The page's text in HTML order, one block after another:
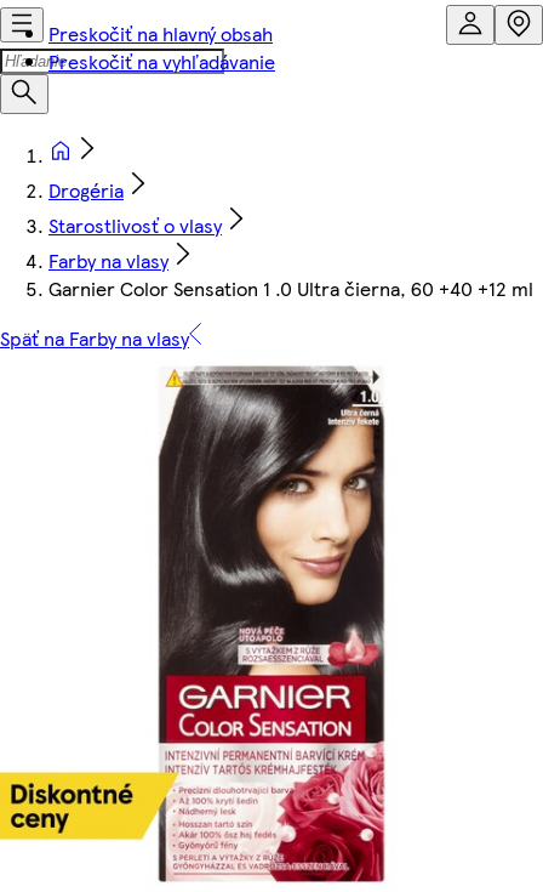
Preskočiť na hlavný obsah
Preskočiť na vyhľadávanie
Drogéria
Starostlivosť o vlasy
Farby na vlasy
Garnier Color Sensation 1 .0 Ultra čierna, 60 +40 +12 ml
Späť na Farby na vlasy